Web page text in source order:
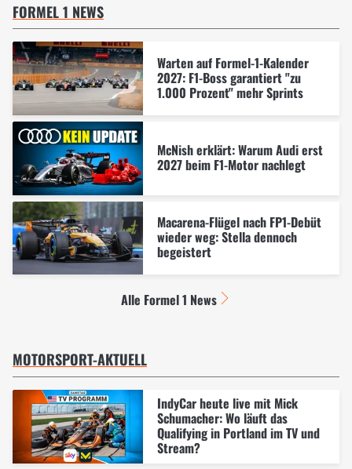
FORMEL 1 NEWS
Warten auf Formel-1-Kalender
2027: F1-Boss garantiert "zu
1.000 Prozent" mehr Sprints
McNish erklärt: Warum Audi erst
2027 beim F1-Motor nachlegt
Macarena-Flügel nach FP1-Debüt
wieder weg: Stella dennoch
begeistert
Alle Formel 1 News
MOTORSPORT-AKTUELL
IndyCar heute live mit Mick
Schumacher: Wo läuft das
Qualifying in Portland im TV und
Stream?